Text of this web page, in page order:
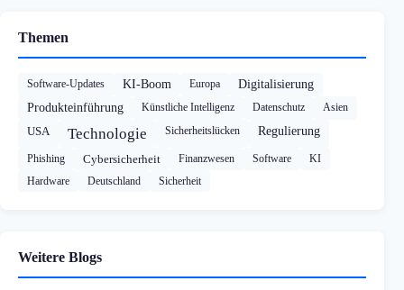
Themen
Software-Updates KI-Boom Europa
Digitalisierung
Produkteinführung
Künstliche Intelligenz Datenschutz Asien
USA Technologie Sicherheitslücken Regulierung
Phishing Cybersicherheit Finanzwesen Software
KI
Hardware
Deutschland Sicherheit
Weitere Blogs